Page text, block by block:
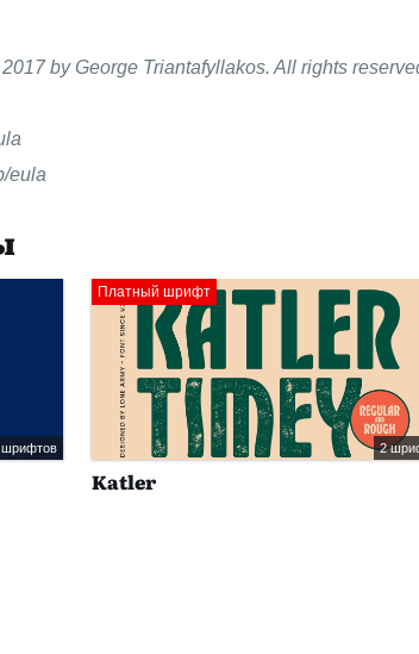
by George Triantafyllakos. All rights
eula
шрифтов
Платный шрифт
2
Katler